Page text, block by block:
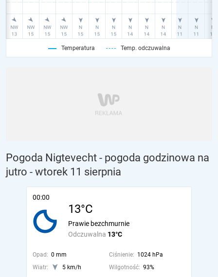
Temperatura Temp. odczuwalna
Pogoda Nigtevecht - pogoda godzinowa na
jutro - wtorek 11 sierpnia
00:00
13°C
Odczuwalna 13°C
Prawie bezchmurnie
Opad: 0 mm Ciśnienie: 1024 hPa
Wiatr:
5 km/h Wilgotność: 93%